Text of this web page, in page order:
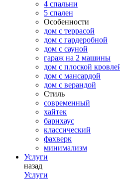
4 спальни
5 спален
Особенности
дом с террасой
дом с гардеробной
дом с сауной
гараж на 2 машины
дом с плоской
дом с мансардой
дом с верандой
Стиль
современный
хайтек
барнхаус
классический
фахверк
минимализм
Услуги
назад
Услуги